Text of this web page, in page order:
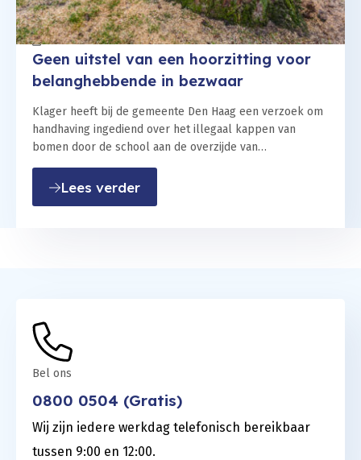
Geen uitstel van een hoorzitting voor
belanghebbende in bezwaar
30 mei 2024
Klager heeft bij de gemeente Den Haag een verzoek om
handhaving ingediend over het illegaal kappen van
bomen door de school aan de overzijde van…
Lees verder: Geen uitstel van een
Bel ons
0800 0504 (Gratis)
Wij zijn iedere werkdag telefonisch bereikbaar
tussen 9:00 en 12:00.